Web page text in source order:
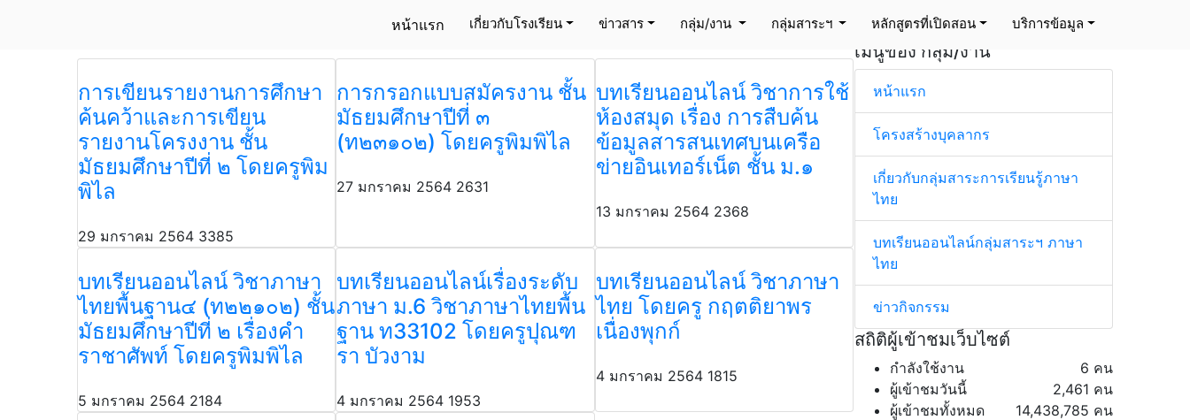
หน้าแรก (current)
เกี่ยวกับโรงเรียน ข่าวสาร กลุ่ม/งาน กลุ่มสาระฯ หลักสูตรที่เปิดสอน บริการข้อมูล
กลุ่มสาระการเรียนรู้ภาษาไทย
การเขียนรายงานการศึกษา
ค้นคว้าและการเขียน
รายงานโครงงาน ชั้น
มัธยมศึกษาปีที่ ๒ โดยครูพิม
พิไล
29 มกราคม 2564 3385
การกรอกแบบสมัครงาน ชั้น
มัธยมศึกษาปีที่ ๓
(ท๒๓๑๐๒) โดยครูพิมพิไล
27 มกราคม 2564 2631
บทเรียนออนไลน์ วิชาการใช้
ห้องสมุด เรื่อง การสืบค้น
ข้อมูลสารสนเทศบนเครือ
ข่ายอินเทอร์เน็ต ชั้น ม.๑
13 มกราคม 2564 2368
บทเรียนออนไลน์ วิชาภาษา
ไทยพื้นฐาน๔ (ท๒๒๑๐๒) ชั้น
มัธยมศึกษาปีที่ ๒ เรื่องคำ
ราชาศัพท์ โดยครูพิมพิไล
5 มกราคม 2564 2184
บทเรียนออนไลน์เรื่องระดับ
ภาษา ม.6 วิชาภาษาไทยพื้น
ฐาน ท33102 โดยครูปุณฑ
รา บัวงาม
4 มกราคม 2564 1953
บทเรียนออนไลน์ วิชาภาษา
ไทย โดยครู กฤตติยาพร
เนื่องพุกก์
4 มกราคม 2564 1815
เมนูของ กลุ่ม/งาน
หน้าแรก
โครงสร้างบุคลากร
เกี่ยวกับกลุ่มสาระการเรียนรู้ภาษา
ไทย
บทเรียนออนไลน์กลุ่มสาระฯ ภาษา
ไทย
ข่าวกิจกรรม
สถิติผู้เข้าชมเว็บไซต์
กำลังใช้งาน
6 คน
ผู้เข้าชมวันนี้
2,461 คน
ผู้เข้าชมทั้งหมด
14,438,785 คน